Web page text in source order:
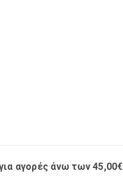
αγορές άνω των 45,00€